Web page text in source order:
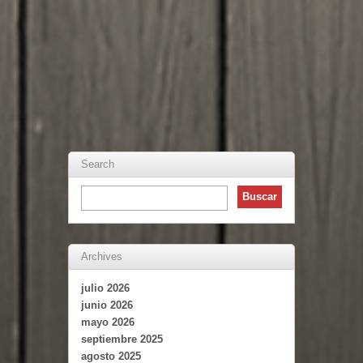
Search
Archives
julio 2026
junio 2026
mayo 2026
septiembre 2025
agosto 2025